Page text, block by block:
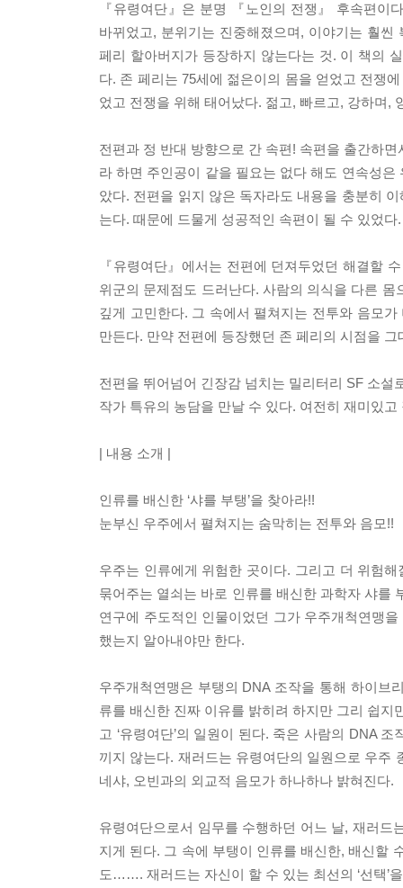
『유령여단』은 분명 『노인의 전쟁』 후속편이
바뀌었고, 분위기는 진중해졌으며, 이야기는 훨
페리 할아버지가 등장하지 않는다는 것. 이 책의
다. 존 페리는 75세에 젊은이의 몸을 얻었고 전쟁
었고 전쟁을 위해 태어났다. 젊고, 빠르고, 강하며,
전편과 정 반대 방향으로 간 속편! 속편을 출간하
라 하면 주인공이 같을 필요는 없다 해도 연속성
았다. 전편을 읽지 않은 독자라도 내용을 충분히
는다. 때문에 드물게 성공적인 속편이 될 수 있었다.
『유령여단』에서는 전편에 던져두었던 해결할
위군의 문제점도 드러난다. 사람의 의식을 다른
깊게 고민한다. 그 속에서 펼쳐지는 전투와 음모
만든다. 만약 전편에 등장했던 존 페리의 시점을
전편을 뛰어넘어 긴장감 넘치는 밀리터리 SF 소
작가 특유의 농담을 만날 수 있다. 여전히 재미있
| 내용 소개 |
인류를 배신한 ‘샤를 부탱’을 찾아라!!
눈부신 우주에서 펼쳐지는 숨막히는 전투와 음모!!
우주는 인류에게 위험한 곳이다. 그리고 더 위험
묶어주는 열쇠는 바로 인류를 배신한 과학자 샤를
연구에 주도적인 인물이었던 그가 우주개척연맹
했는지 알아내야만 한다.
우주개척연맹은 부탱의 DNA 조작을 통해 하이브
류를 배신한 진짜 이유를 밝히려 하지만 그리 쉽
고 ‘유령여단’의 일원이 된다. 죽은 사람의 DNA
끼지 않는다. 재러드는 유령여단의 일원으로 우주
네샤, 오빈과의 외교적 음모가 하나하나 밝혀진다.
유령여단으로서 임무를 수행하던 어느 날, 재러
지게 된다. 그 속에 부탱이 인류를 배신한, 배신할
도……. 재러드는 자신이 할 수 있는 최선의 ‘선택’